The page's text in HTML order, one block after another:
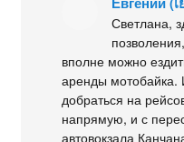
Светлана,
вполне можно
аренды мотобайка.
добраться на
напрямую, и с
автовокзала